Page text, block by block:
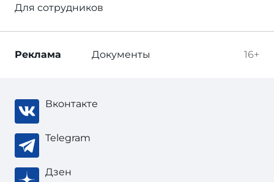
Для сотрудников
16+
Реклама Документы
Вконтакте
Telegram
Дзен